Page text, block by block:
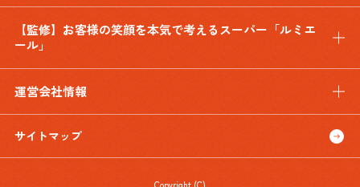
【監修】お客様の笑顔を本気で考えるスーパー「ルミエ
ール」
運営会社情報
サイトマップ